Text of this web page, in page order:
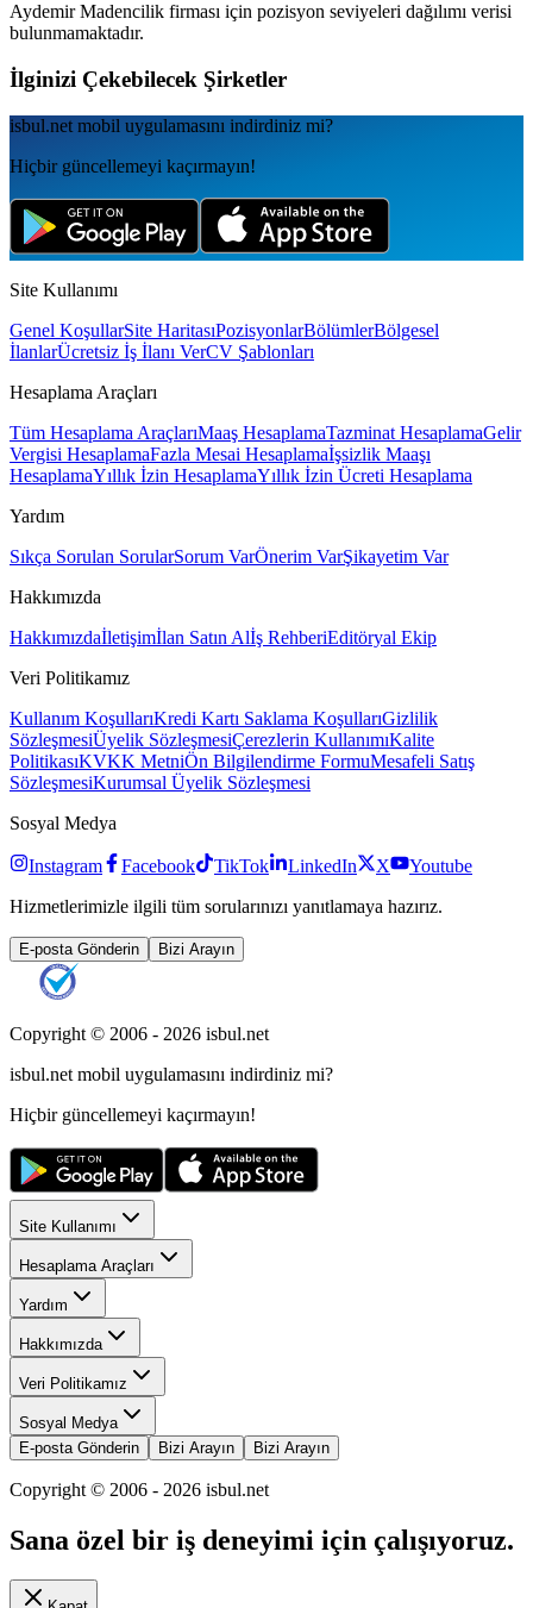
Aydemir Madencilik firması için pozisyon seviyeleri dağılımı verisi
bulunmamaktadır.
İlginizi Çekebilecek Şirketler
isbul.net mobil uygulamаsını indirdiniz mi?
Hiçbir güncellemeyi kaçırmayın!
Site Kullanımı
Genel KoşullarSite HaritasıPozisyonlarBölümlerBölgesel
İlanlarÜcretsiz İş İlanı VerCV Şablonları
Hesaplama Araçları
Tüm Hesaplama AraçlarıMaaş HesaplamaTazminat HesaplamaGelir
Vergisi HesaplamaFazla Mesai Hesaplamaİşsizlik Maaşı
HesaplamaYıllık İzin HesaplamaYıllık İzin Ücreti Hesaplama
Yardım
Sıkça Sorulan SorularSorum VarÖnerim VarŞikayetim Var
Hakkımızda
Hakkımızdaİletişimİlan Satın Alİş RehberiEditöryal Ekip
Veri Politikamız
Kullanım KoşullarıKredi Kartı Saklama KoşullarıGizlilik
SözleşmesiÜyelik SözleşmesiÇerezlerin KullanımıKalite
PolitikasıKVKK MetniÖn Bilgilendirme FormuMesafeli Satış
SözleşmesiKurumsal Üyelik Sözleşmesi
Sosyal Medya
Instagram Facebook TikTok LinkedIn X
Youtube
Hizmetlerimizle ilgili tüm sorularınızı yanıtlamaya hazırız.
E-posta Gönderin Bizi Arayın
Copyright © 2006 - 2026 isbul.net
isbul.net mobil uygulamasını indirdiniz mi?
Hiçbir güncellemeyi kaçırmayın!
Site Kullanımı
Hesaplama Araçları
Yardım
Hakkımızda
Veri Politikamız
Sosyal Medya
E-posta Gönderin
Bizi Arayın Bizi Arayın
Copyright © 2006 - 2026 isbul.net
Sana özel bir iş deneyimi için çalışıyoruz.